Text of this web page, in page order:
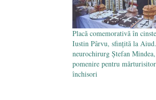
Placă comemorativă în
Iustin Pârvu, sfințită la
neurochirurg Ștefan
pomenire pentru
închisori